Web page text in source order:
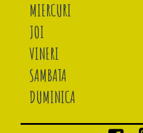
MIERCURI
JOI
VINERI
SAMBATA
DUMINICA